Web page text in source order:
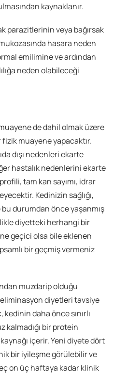
kaynaklanır.
parazitlerinin veya bağırsak
hasara neden
emilimine ve ardından
neden olabileceği
de dahil olmak üzere
muayene yapacaktır.
dışı nedenleri ekarte
hastalık nedenlerini ekarte
tam kan sayımı, idrar
Kedinizin sağlığı,
bu durumdan önce yaşanmış
diyetteki herhangi bir
geçici olsa bile eklenen
bir geçmiş vermeniz
muzdarip olduğu
diyetleri tavsiye
daha önce sınırlı
kalmadığı bir protein
içerir. Yeni diyete dört
bir iyileşme görülebilir ve
on üç haftaya kadar klinik